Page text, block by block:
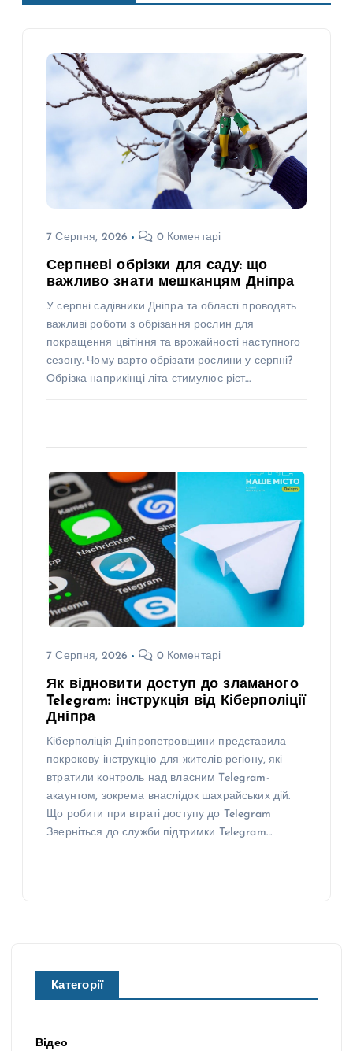
7 Серпня, 2026 0 Коментарі
Серпневі обрізки для саду: що
важливо знати мешканцям Дніпра
У серпні садівники Дніпра та області проводять
важливі роботи з обрізання рослин для
покращення цвітіння та врожайності наступного
сезону. Чому варто обрізати рослини у серпні?
Обрізка наприкінці літа стимулює ріст…
7 Серпня, 2026 0 Коментарі
Як відновити доступ до зламаного
Telegram: інструкція від Кіберполіції
Дніпра
Кіберполіція Дніпропетровщини представила
покрокову інструкцію для жителів регіону, які
втратили контроль над власним Telegram-
акаунтом, зокрема внаслідок шахрайських дій.
Що робити при втраті доступу до Telegram
Зверніться до служби підтримки Telegram…
Категорії
Відео